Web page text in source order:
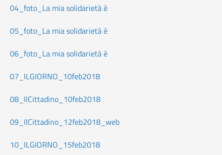
04_foto_La mia solidarietà è
05_foto_La mia solidarietà è
06_foto_La mia solidarietà è
07_ILGIORNO_10feb2018
08_IlCittadino_10feb2018
09_IlCittadino_12feb2018_web
10_ILGIORNO_15feb2018